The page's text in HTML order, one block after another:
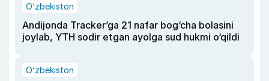
O‘zbekiston
Andijonda Tracker’ga 21 nafar bog‘cha bolasini
joylab, YTH sodir etgan ayolga sud hukmi o‘qildi
O‘zbekiston